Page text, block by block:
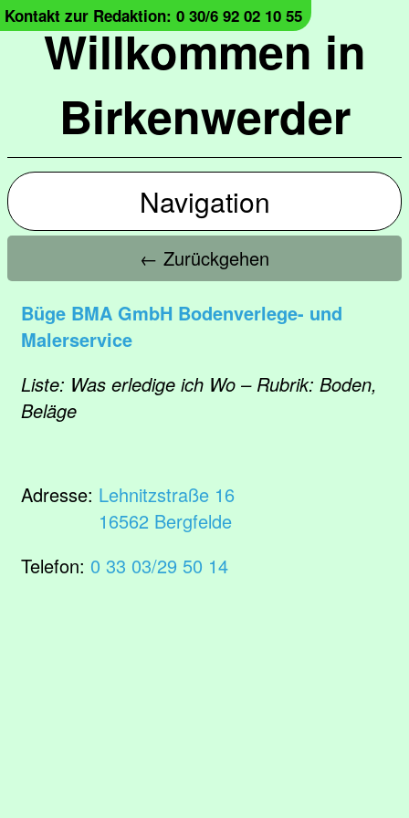
Willkommen in
Birkenwerder
Kontakt zur Redaktion: 0 30/6 92 02 10 55
Navigation
← Zurückgehen
Büge BMA GmbH Bodenverlege- und
Malerservice
Liste: Was erledige ich Wo – Rubrik: Boden,
Beläge
Adresse: Lehnitzstraße 16
16562 Bergfelde
Telefon: 0 33 03/29 50 14